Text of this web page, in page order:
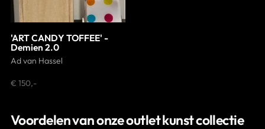
'ART CANDY TOFFEE' -
Demien 2.0
Ad van Hassel
€ 150,-
Voordelen van onze outlet kunst collectie